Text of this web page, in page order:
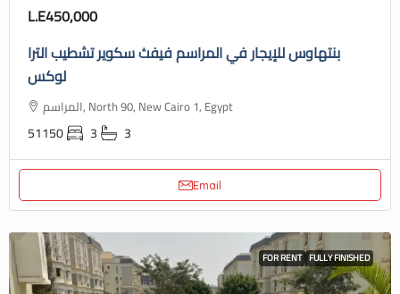
L.E450,000
بنتهاوس للإيجار في المراسم فيفث سكوير تشطيب الترا
لوكس
المراسم, North 90, New Cairo 1, Egypt
51150 3 3
Email
FOR RENT FULLY FINISHED